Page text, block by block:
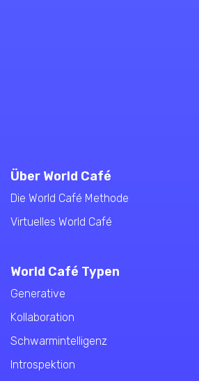
Über World Café
Die World Café Methode
Virtuelles World Café
World Café Typen
Generative
Kollaboration
Schwarmintelligenz
Introspektion